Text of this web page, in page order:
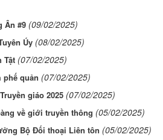
Ân #9 (09/02/2025)
Úy (08/02/2025)
Tật (07/02/2025)
phế quản (07/02/2025)
giáo 2025 (07/02/2025)
về giới truyền thông (05/02/2025)
Bộ Đối thoại Liên tôn (05/02/2025)